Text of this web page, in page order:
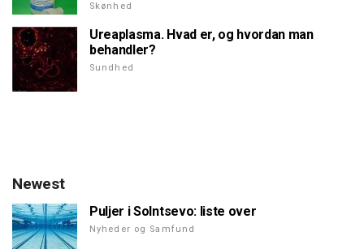
Skønhed
Ureaplasma. Hvad er, og hvordan man
behandler?
Sundhed
Newest
Puljer i Solntsevo: liste over
Nyheder og Samfund